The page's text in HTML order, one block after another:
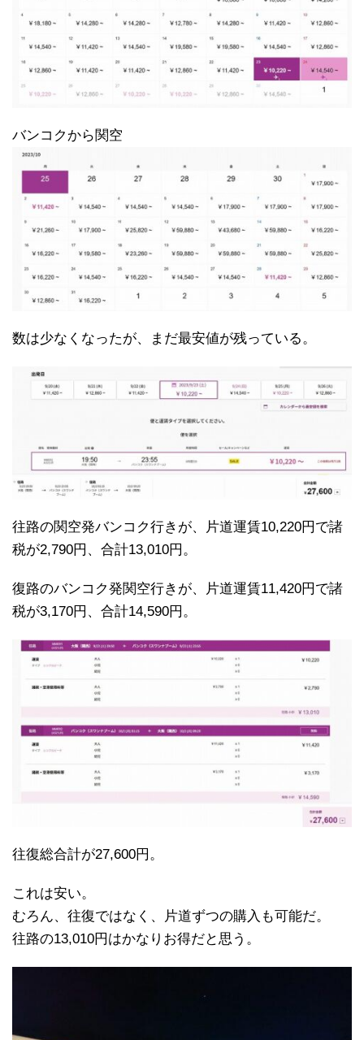
バンコクから関空
数は少なくなったが、まだ最安値が残っている。
往路の関空発バンコク行きが、片道運賃10,220円で諸
税が2,790円、合計13,010円。
復路のバンコク発関空行きが、片道運賃11,420円で諸
税が3,170円、合計14,590円。
往復総合計が27,600円。
これは安い。
むろん、往復ではなく、片道ずつの購入も可能だ。
往路の13,010円はかなりお得だと思う。